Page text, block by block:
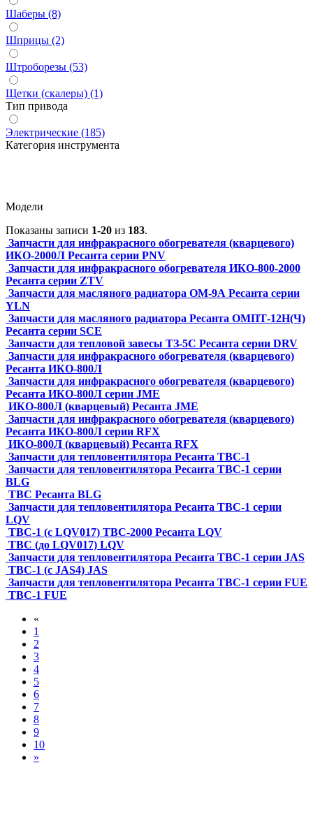
Шаберы (8)
Шприцы (2)
Штроборезы (53)
Щетки (скалеры) (1)
Тип привода
Электрические (185)
Категория инструмента
Модели
Показаны записи 1-20 из 183.
Запчасти для инфракрасного обогревателя (кварцевого)
ИКО-2000Л Ресанта серии PNV
Запчасти для инфракрасного обогревателя ИКО-800-2000
Ресанта серии ZTV
Запчасти для масляного радиатора ОМ-9А Ресанта серии
YLN
Запчасти для масляного радиатора Ресанта ОМПТ-12Н(Ч)
Ресанта серии SCE
Запчасти для тепловой завесы ТЗ-5С Ресанта серии DRV
Запчасти для инфракрасного обогревателя (кварцевого)
Ресанта ИКО-800Л
Запчасти для инфракрасного обогревателя (кварцевого)
Ресанта ИКО-800Л серии JME
ИКО-800Л (кварцевый) Ресанта JME
Запчасти для инфракрасного обогревателя (кварцевого)
Ресанта ИКО-800Л серии RFX
ИКО-800Л (кварцевый) Ресанта RFX
Запчасти для тепловентилятора Ресанта ТВС-1
Запчасти для тепловентилятора Ресанта ТВС-1 серии
BLG
ТВC Ресанта BLG
Запчасти для тепловентилятора Ресанта ТВС-1 серии
LQV
ТВС-1 (с LQV017) ТВС-2000 Ресанта LQV
ТВС (до LQV017) LQV
Запчасти для тепловентилятора Ресанта ТВС-1 серии JAS
ТВС-1 (с JAS4) JAS
Запчасти для тепловентилятора Ресанта ТВС-1 серии FUE
ТВС-1 FUE
«
1
2
3
4
5
6
7
8
9
10
»